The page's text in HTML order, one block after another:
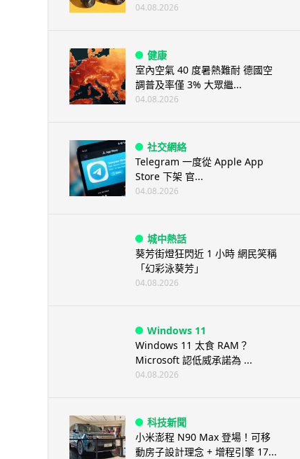
04.08.2026
健康
室內空氣 40 度暑熱難耐 德國空
調普及率僅 3% 大眾繼...
04.08.2026
社交網絡
Telegram 一度從 Apple App
Store 下架 官...
04.08.2026
城中熱話
葵芳街燈狂閃近 1 小時 網民笑稱
「幻彩泳葵芳」
04.08.2026
Windows 11
Windows 11 太食 RAM？
Microsoft 認低威承諾為 ...
04.08.2026
科技新聞
小米澎程 N90 Max 登場！可移
動房子設計理念 + 增程引擎 17...